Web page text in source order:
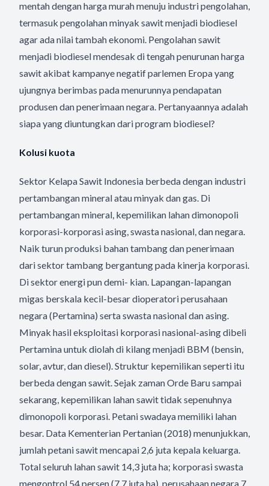
mentah dengan harga murah menuju industri pengolahan,
termasuk pengolahan minyak sawit menjadi biodiesel
agar ada nilai tambah ekonomi. Pengolahan sawit
menjadi biodiesel mendesak di tengah penurunan harga
sawit akibat kampanye negatif parlemen Eropa yang
ujungnya berimbas pada menurunnya pendapatan
produsen dan penerimaan negara. Pertanyaannya adalah
siapa yang diuntungkan dari program biodiesel?
Kolusi kuota
Sektor Kelapa Sawit Indonesia berbeda dengan industri
pertambangan mineral atau minyak dan gas. Di
pertambangan mineral, kepemilikan lahan dimonopoli
korporasi-korporasi asing, swasta nasional, dan negara.
Naik turun produksi bahan tambang dan penerimaan
dari sektor tambang bergantung pada kinerja korporasi.
Di sektor energi pun demi- kian. Lapangan-lapangan
migas berskala kecil-besar dioperatori perusahaan
negara (Pertamina) serta swasta nasional dan asing.
Minyak hasil eksploitasi korporasi nasional-asing dibeli
Pertamina untuk diolah di kilang menjadi BBM (bensin,
solar, avtur, dan diesel). Struktur kepemilikan seperti itu
berbeda dengan sawit. Sejak zaman Orde Baru sampai
sekarang, kepemilikan lahan sawit tidak sepenuhnya
dimonopoli korporasi. Petani swadaya memiliki lahan
besar. Data Kementerian Pertanian (2018) menunjukkan,
jumlah petani sawit mencapai 2,6 juta kepala keluarga.
Total seluruh lahan sawit 14,3 juta ha; korporasi swasta
mengontrol 54 persen (7,7 juta ha), perusahaan negara 7